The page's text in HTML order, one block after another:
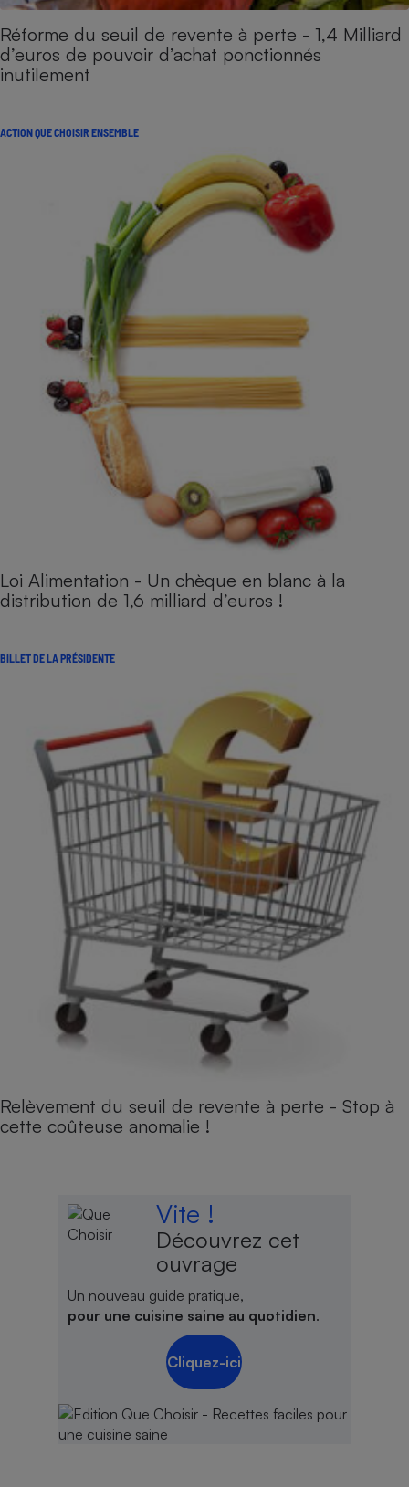
Réforme du seuil de revente à perte - 1,4 Milliard
d’euros de pouvoir d’achat ponctionnés
inutilement
ACTION QUE CHOISIR ENSEMBLE
Loi Alimentation - Un chèque en blanc à la
distribution de 1,6 milliard d’euros !
BILLET DE LA PRÉSIDENTE
Relèvement du seuil de revente à perte - Stop à
cette coûteuse anomalie !
Vite !
Découvrez cet
ouvrage
Un nouveau guide pratique,
pour une cuisine saine au quotidien.
Cliquez-ici